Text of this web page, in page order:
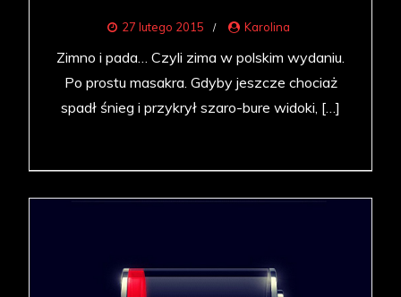
27 lutego 2015 Karolina
Zimno i pada… Czyli zima w polskim wydaniu.
Po prostu masakra. Gdyby jeszcze chociaż
spadł śnieg i przykrył szaro-bure widoki, […]